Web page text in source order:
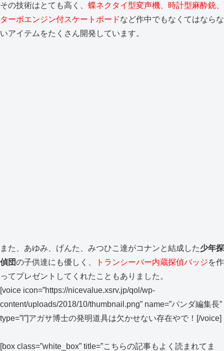
その技術はとても高く、 蝶ネクタイ型変声機、時計型麻酔銃、
ターボエンジン付スケートボードなど作中でもなくてはならな
いアイテムをたくさん開発しています。
また、あゆみ、げんた、みつひこ達がコナンと結成した少年探
偵団の子供達にも優しく、 トランシーバー内蔵探偵バッジを作
ってプレゼントしてくれたこともありました。
[voice icon=”https://nicevalue.xsrv.jp/qol/wp-
content/uploads/2018/10/thumbnail.png” name=”パンダ編集長”
type=”l”]アガサ博士の発明道具は欠かせない存在やで！[/voice]
[box class=”white_box” title=”こちらの記事もよく読まれてま